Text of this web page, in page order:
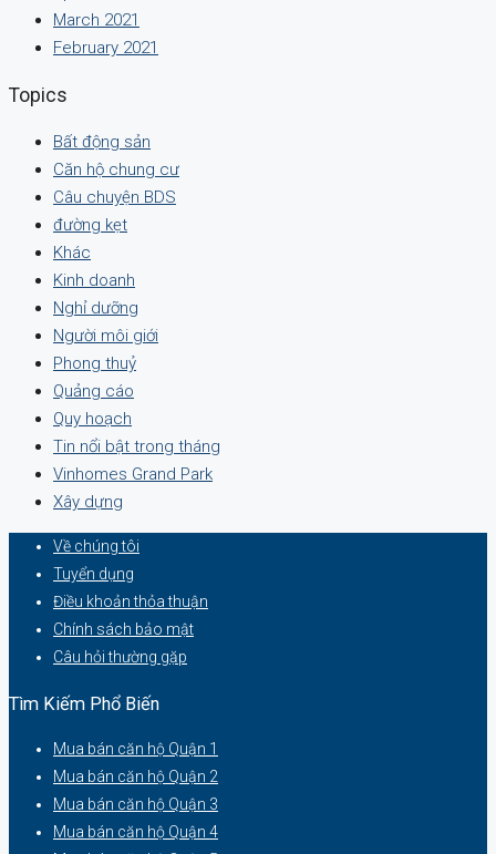
March 2021
February 2021
Topics
Bất động sản
Căn hộ chung cư
Câu chuyện BDS
đường kẹt
Khác
Kinh doanh
Nghỉ dưỡng
Người môi giới
Phong thuỷ
Quảng cáo
Quy hoạch
Tin nổi bật trong tháng
Vinhomes Grand Park
Xây dựng
Về chúng tôi
Tuyển dụng
Điều khoản thỏa thuận
Chính sách bảo mật
Câu hỏi thường gặp
Tìm Kiếm Phổ Biến
Mua bán căn hộ Quận 1
Mua bán căn hộ Quận 2
Mua bán căn hộ Quận 3
Mua bán căn hộ Quận 4